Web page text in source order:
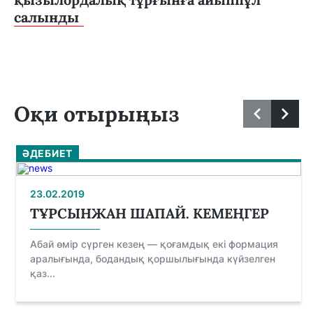
салынды
Оқи отырыңыз
ӘДЕБИЕТ
23.02.2019
ТҰРСЫНЖАН ШАПАЙ. КЕМЕҢГЕР
Абай өмір сүрген кезең — қоғамдық екі формация
аралығында, бодандық қоршылығында күйзелген
қаз...